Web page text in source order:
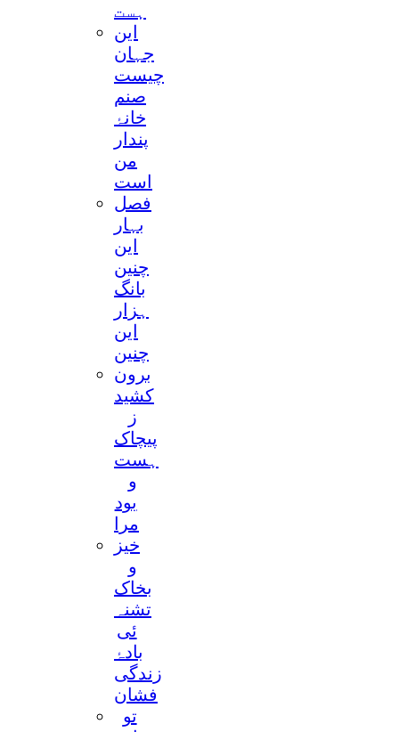
ہست
این
جہان
چیست
صنم
خانۂ
پندار
من
است
فصل
بہار
این
چنین
بانگ
ہزار
این
چنین
برون
کشید
ز
پیچاک
ہست
و
بود
مرا
خیز
و
بخاک
تشنہ
ئی
بادۂ
زندگی
فشان
تو